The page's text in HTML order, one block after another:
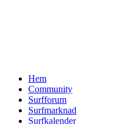
Hem
Community
Surfforum
Surfmarknad
Surfkalender